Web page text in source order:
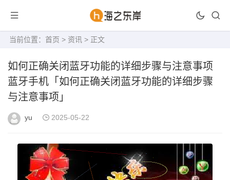
当前位置： 首页 > 资讯 > 正文
如何正确关闭蓝牙功能的详细步骤与注意事项
蓝牙手机「如何正确关闭蓝牙功能的详细步骤
与注意事项」
yu 2025-05-22